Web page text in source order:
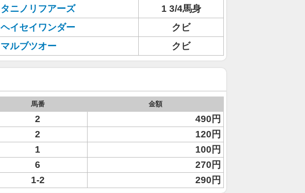
タニノリフアーズ
1 3/4馬身
ヘイセイワンダー
クビ
マルブツオー クビ
馬番 金額
2 490円
2
120円
1
100円
6
270円
1-2 290円